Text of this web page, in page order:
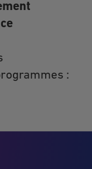
: